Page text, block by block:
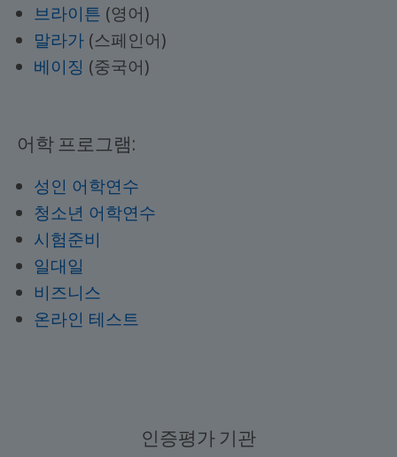
브라이튼 (영어)
말라가 (스페인어)
베이징 (중국어)
어학 프로그램:
성인 어학연수
청소년 어학연수
시험준비
일대일
비즈니스
온라인 테스트
인증평가 기관